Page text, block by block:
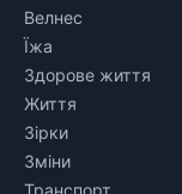
Велнес
Їжа
Здорове життя
Життя
Зірки
Зміни
Транспорт